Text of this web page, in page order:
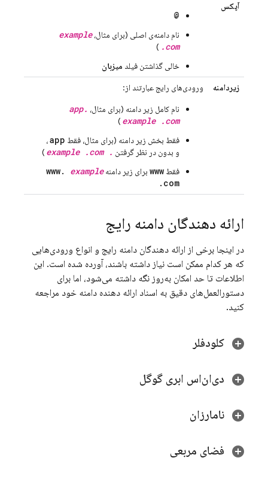
آپکس
@
نام دامنه‌ی اصلی (برای مثال،example
.com
)
خالی گذاشتن فیلد میزبان
زیردامنه
ورودی‌های رایج عبارتند از:
نام کامل زیر دامنه (برای مثال، app.
example .com
)
فقط بخش زیر دامنه (برای مثال، فقط app،
و بدون در نظر گرفتن . example .com
)
فقط www برای زیر دامنه www. example
.com
ارائه دهندگان دامنه رایج
در اینجا برخی از ارائه دهندگان دامنه رایج و انواع ورودی‌هایی
که هر کدام ممکن است نیاز داشته باشند، آورده شده است. این
اطلاعات تا حد امکان به‌روز نگه داشته می‌شود، اما برای
دستورالعمل‌های دقیق به اسناد ارائه دهنده دامنه خود مراجعه
کنید.
کلودفلر
دی‌ان‌اس ابری گوگل
نامارزان
فضای مربعی